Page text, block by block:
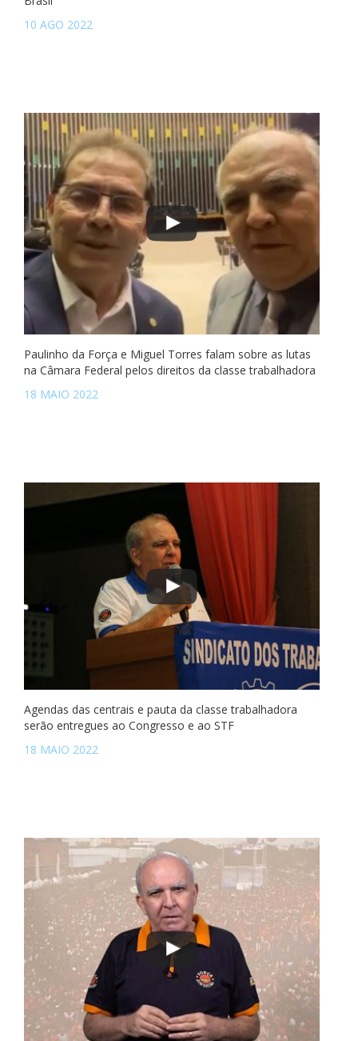
10 AGO 2022
Paulinho da Força e Miguel Torres falam sobre as lutas
na Câmara Federal pelos direitos da classe trabalhadora
18 MAIO 2022
Agendas das centrais e pauta da classe trabalhadora
serão entregues ao Congresso e ao STF
18 MAIO 2022